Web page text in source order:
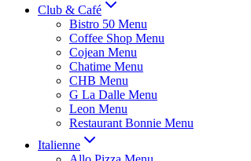
Club & Café
Bistro 50 Menu
Coffee Shop Menu
Cojean Menu
Chatime Menu
CHB Menu
G La Dalle Menu
Leon Menu
Restaurant Bonnie Menu
Italienne